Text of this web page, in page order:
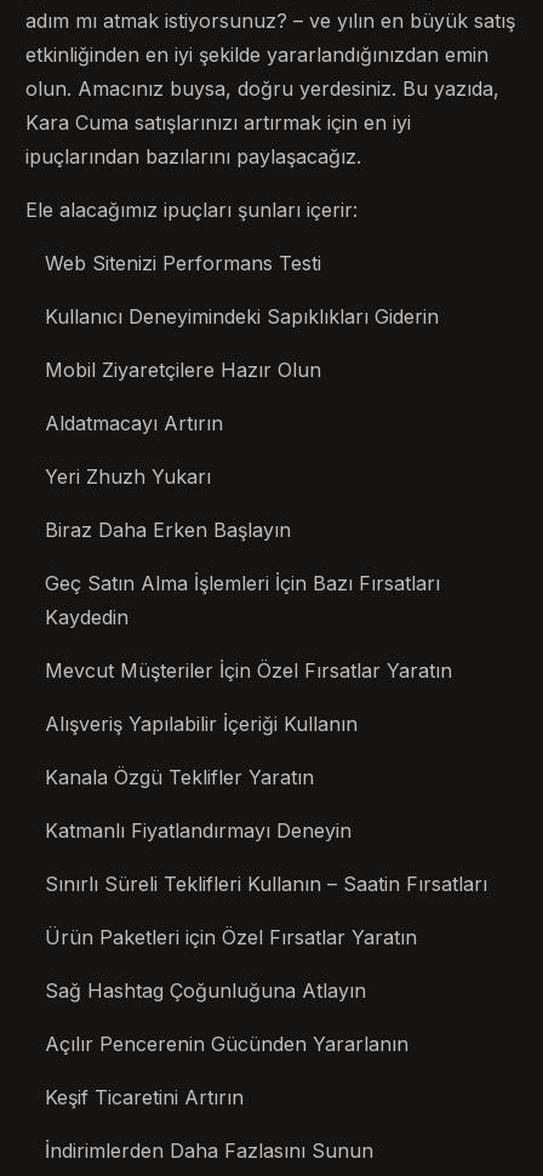
adım mı atmak istiyorsunuz? – ve yılın en büyük satış
etkinliğinden en iyi şekilde yararlandığınızdan emin
olun. Amacınız buysa, doğru yerdesiniz. Bu yazıda,
Kara Cuma satışlarınızı artırmak için en iyi
ipuçlarından bazılarını paylaşacağız.
Ele alacağımız ipuçları şunları içerir:
Web Sitenizi Performans Testi
Kullanıcı Deneyimindeki Sapıklıkları Giderin
Mobil Ziyaretçilere Hazır Olun
Aldatmacayı Artırın
Yeri Zhuzh Yukarı
Biraz Daha Erken Başlayın
Geç Satın Alma İşlemleri İçin Bazı Fırsatları
Kaydedin
Mevcut Müşteriler İçin Özel Fırsatlar Yaratın
Alışveriş Yapılabilir İçeriği Kullanın
Kanala Özgü Teklifler Yaratın
Katmanlı Fiyatlandırmayı Deneyin
Sınırlı Süreli Teklifleri Kullanın – Saatin Fırsatları
Ürün Paketleri için Özel Fırsatlar Yaratın
Sağ Hashtag Çoğunluğuna Atlayın
Açılır Pencerenin Gücünden Yararlanın
Keşif Ticaretini Artırın
İndirimlerden Daha Fazlasını Sunun